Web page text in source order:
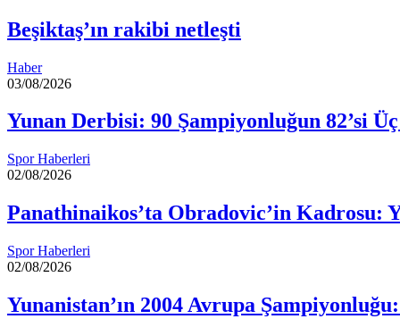
Beşiktaş’ın rakibi netleşti
Haber
03/08/2026
Yunan Derbisi: 90 Şampiyonluğun 82’si
Spor Haberleri
02/08/2026
Panathinaikos’ta Obradovic’in Kadrosu:
Spor Haberleri
02/08/2026
Yunanistan’ın 2004 Avrupa